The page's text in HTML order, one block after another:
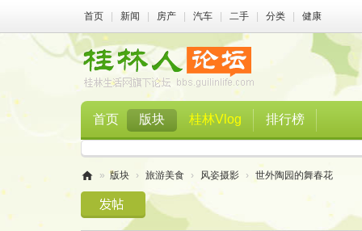
首页 新闻 房产 汽车 二手 分类 健康
首页 版块 桂林Vlog 排行榜
林
» 版块 › 旅游美食 › 风姿摄影 › 世外陶园的舞春花